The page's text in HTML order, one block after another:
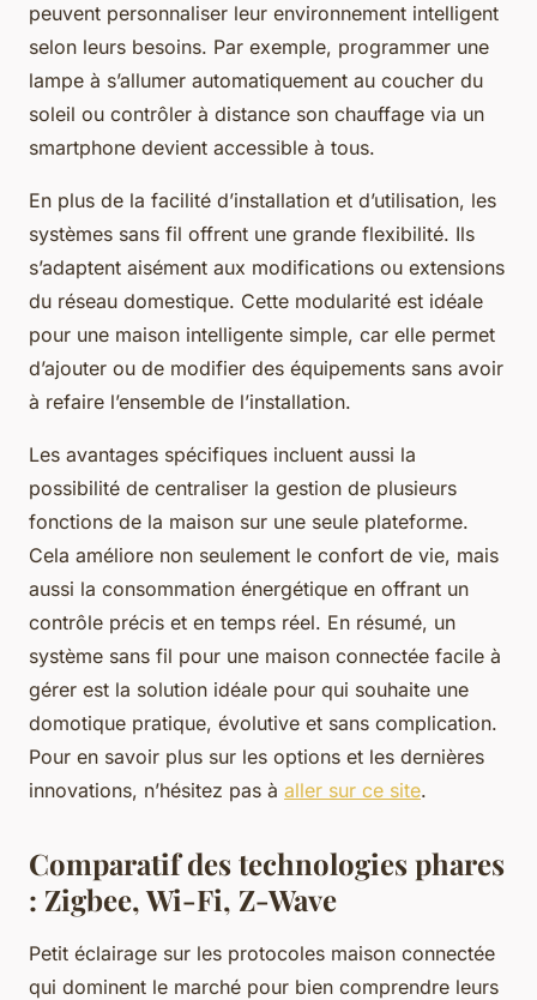
peuvent personnaliser leur environnement intelligent
selon leurs besoins. Par exemple, programmer une
lampe à s’allumer automatiquement au coucher du
soleil ou contrôler à distance son chauffage via un
smartphone devient accessible à tous.
En plus de la facilité d’installation et d’utilisation, les
systèmes sans fil offrent une grande flexibilité. Ils
s’adaptent aisément aux modifications ou extensions
du réseau domestique. Cette modularité est idéale
pour une maison intelligente simple, car elle permet
d’ajouter ou de modifier des équipements sans avoir
à refaire l’ensemble de l’installation.
Les avantages spécifiques incluent aussi la
possibilité de centraliser la gestion de plusieurs
fonctions de la maison sur une seule plateforme.
Cela améliore non seulement le confort de vie, mais
aussi la consommation énergétique en offrant un
contrôle précis et en temps réel. En résumé, un
système sans fil pour une maison connectée facile à
gérer est la solution idéale pour qui souhaite une
domotique pratique, évolutive et sans complication.
Pour en savoir plus sur les options et les dernières
innovations, n’hésitez pas à aller sur ce site.
Comparatif des technologies phares
: Zigbee, Wi-Fi, Z-Wave
Petit éclairage sur les protocoles maison connectée
qui dominent le marché pour bien comprendre leurs